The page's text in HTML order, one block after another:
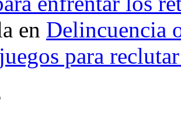
en Delincuencia
para